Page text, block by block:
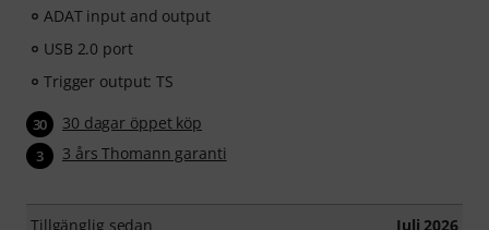
ADAT input and output
USB 2.0 port
Trigger output: TS
30 30 dagar öppet köp
3 3 års Thomann garanti
Tillgänglig sedan Juli 2026